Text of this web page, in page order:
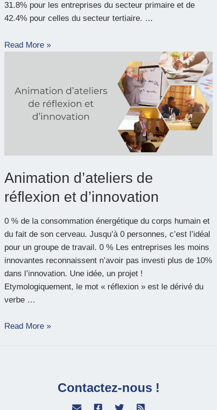
31.8% pour les entreprises du secteur primaire et de
42.4% pour celles du secteur tertiaire. …
Read More »
Animation d’ateliers de
réflexion et d’innovation
0 % de la consommation énergétique du corps humain et
du fait de son cerveau. Jusqu’à 0 personnes, c’est l’idéal
pour un groupe de travail. 0 % Les entreprises les moins
innovantes reconnaissent n’avoir pas investi plus de 10%
dans l’innovation. Une idée, un projet !
Etymologiquement, le mot « réflexion » est le dérivé du
verbe …
réflexion
d’innovation
Read More »
Contactez-nous !